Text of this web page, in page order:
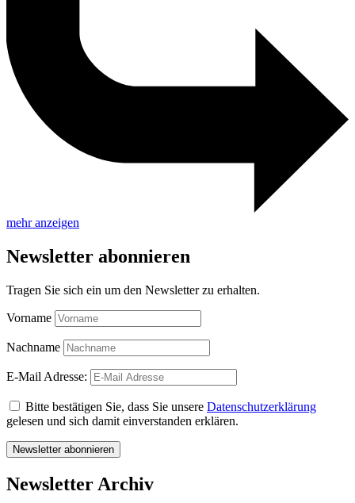
mehr anzeigen
Newsletter abonnieren
Tragen Sie sich ein um den Newsletter zu erhalten.
Vorname
Nachname
E-Mail Adresse:
Bitte bestätigen Sie, dass Sie unsere Datenschutzerklärung
gelesen und sich damit einverstanden erklären.
Newsletter Archiv